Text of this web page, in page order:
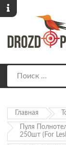
Главная
Пуля
250шт (for